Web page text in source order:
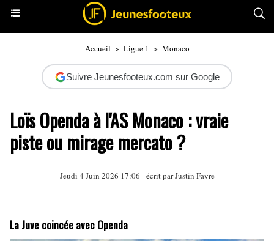
Accueil > Ligue 1 > Monaco
Suivre Jeunesfooteux.com sur Google
Loïs Openda à l'AS Monaco : vraie
piste ou mirage mercato ?
Jeudi 4 Juin 2026 17:06 - écrit parJustin Favre
La Juve coincée avec Openda